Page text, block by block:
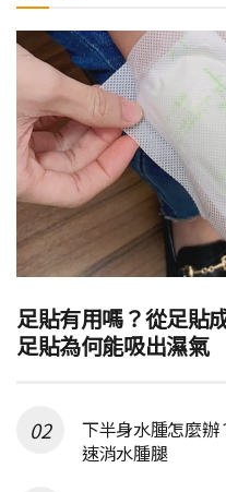
足貼有用嗎？從足貼
足貼為何能吸出濕氣
下半身水腫怎麼
速消水腫腿